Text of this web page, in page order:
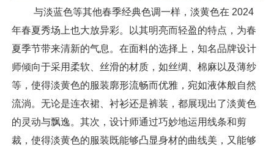
与淡蓝色等其他春季经典色调一样，淡黄色在 2024
年春夏秀场上也大放异彩。以其明亮而轻盈的特点，为春
夏季节带来清新的气息。在面料的选择上，知名品牌设计
师倾向于采用柔软、丝滑的材质，如丝绸、棉麻以及薄纱
等，使得淡黄色的服装廓形流畅而优雅，宛如液体般自然
流淌。无论是连衣裙、衬衫还是裤装，都展现出了淡黄色
的灵动与飘逸。其次，设计师通过巧妙地运用线条和剪
裁，使得淡黄色的服装既能够凸显身材的曲线美，又能够